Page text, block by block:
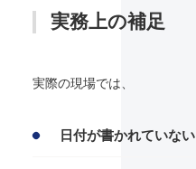
実務上の補足
実際の現場では、
日付が書かれていない